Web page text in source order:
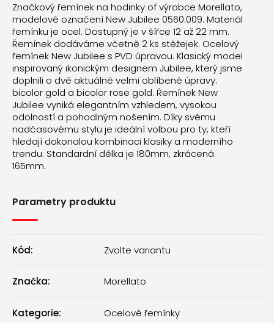
Značkový řemínek na hodinky of výrobce Morellato,
modelové označení New Jubilee 0560.009. Materiál
řemínku je ocel. Dostupný je v šířce 12 až 22 mm.
Řemínek dodáváme včetně 2 ks stěžejek. Ocelový
řemínek New Jubilee s PVD úpravou. Klasický model
inspirovaný ikonickým designem Jubilee, který jsme
doplnili o dvě aktuálně velmi oblíbené úpravy:
bicolor gold a bicolor rose gold. Řemínek New
Jubilee vyniká elegantním vzhledem, vysokou
odolností a pohodlným nošením. Díky svému
nadčasovému stylu je ideální volbou pro ty, kteří
hledají dokonalou kombinaci klasiky a moderního
trendu. Standardní délka je 180mm, zkrácená
165mm.
Parametry produktu
Kód: Zvolte variantu
Značka: Morellato
Kategorie: Ocelové řemínky